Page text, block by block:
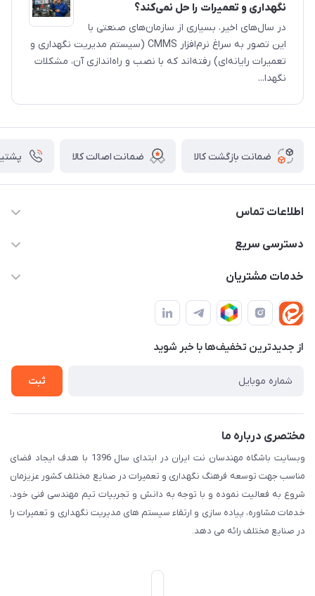
نگهداری و تعمیرات را حل نمی‌کند؟
در سال‌های اخیر، بسیاری از سازمان‌های صنعتی با
این تصور به سراغ نرم‌افزار CMMS (سیستم مدیریت نگهداری و
تعمیرات رایانه‌ای) رفته‌اند که با نصب و راه‌اندازی آن، مشکلات
نگهدا...
ضمانت بازگشت کالا ضمانت اصالت کالا
اطلاعات تماس
09982430312
دسترسی سریع
حساب کاربری
لیست محصولات
درباره ما
خدمات مشتریان
قوانین و مقررات
حریم خصوصی
راهنما
از جدید‌ترین تخفیف‌ها با‌ خبر شوید
ثبت
مختصری درباره ما
وبسایت باشگاه مهندسان نت ایران در ابتدای سال 1396 با هدف ایجاد فضای
مناسب جهت توسعه فرهنگ نگهداری و تعمیرات در صنایع مختلف کشور عزیزمان
شروع به فعالیت نموده و با توجه به دانش و تجربیات تیم مهندسی فنی خود،
خدمات مشاوره، پیاده سازی و ارتقاء سیستم های مدیریت نگهداری و تعمیرات را
در صنایع مختلف رائه می دهد.